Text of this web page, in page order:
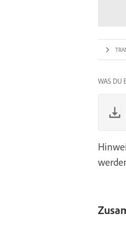
WAS DU